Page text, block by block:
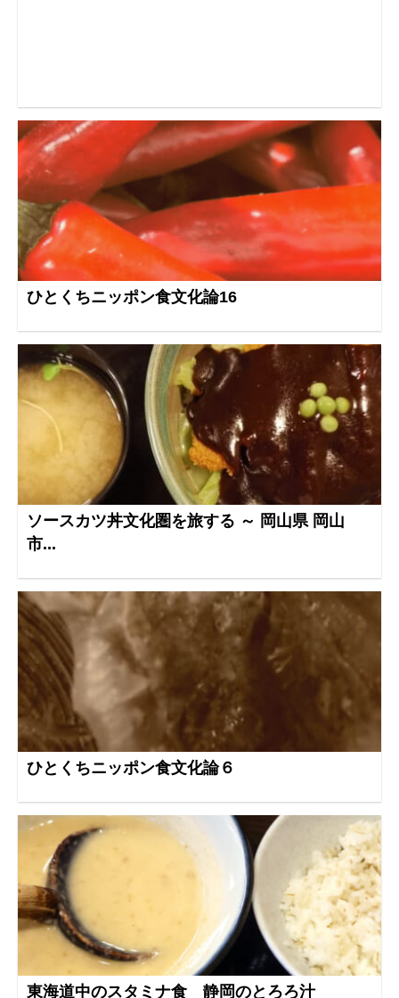
ひとくちニッポン食文化論16
ソースカツ丼文化圏を旅する ～ 岡山県 岡山
市...
ひとくちニッポン食文化論６
東海道中のスタミナ食 静岡のとろろ汁